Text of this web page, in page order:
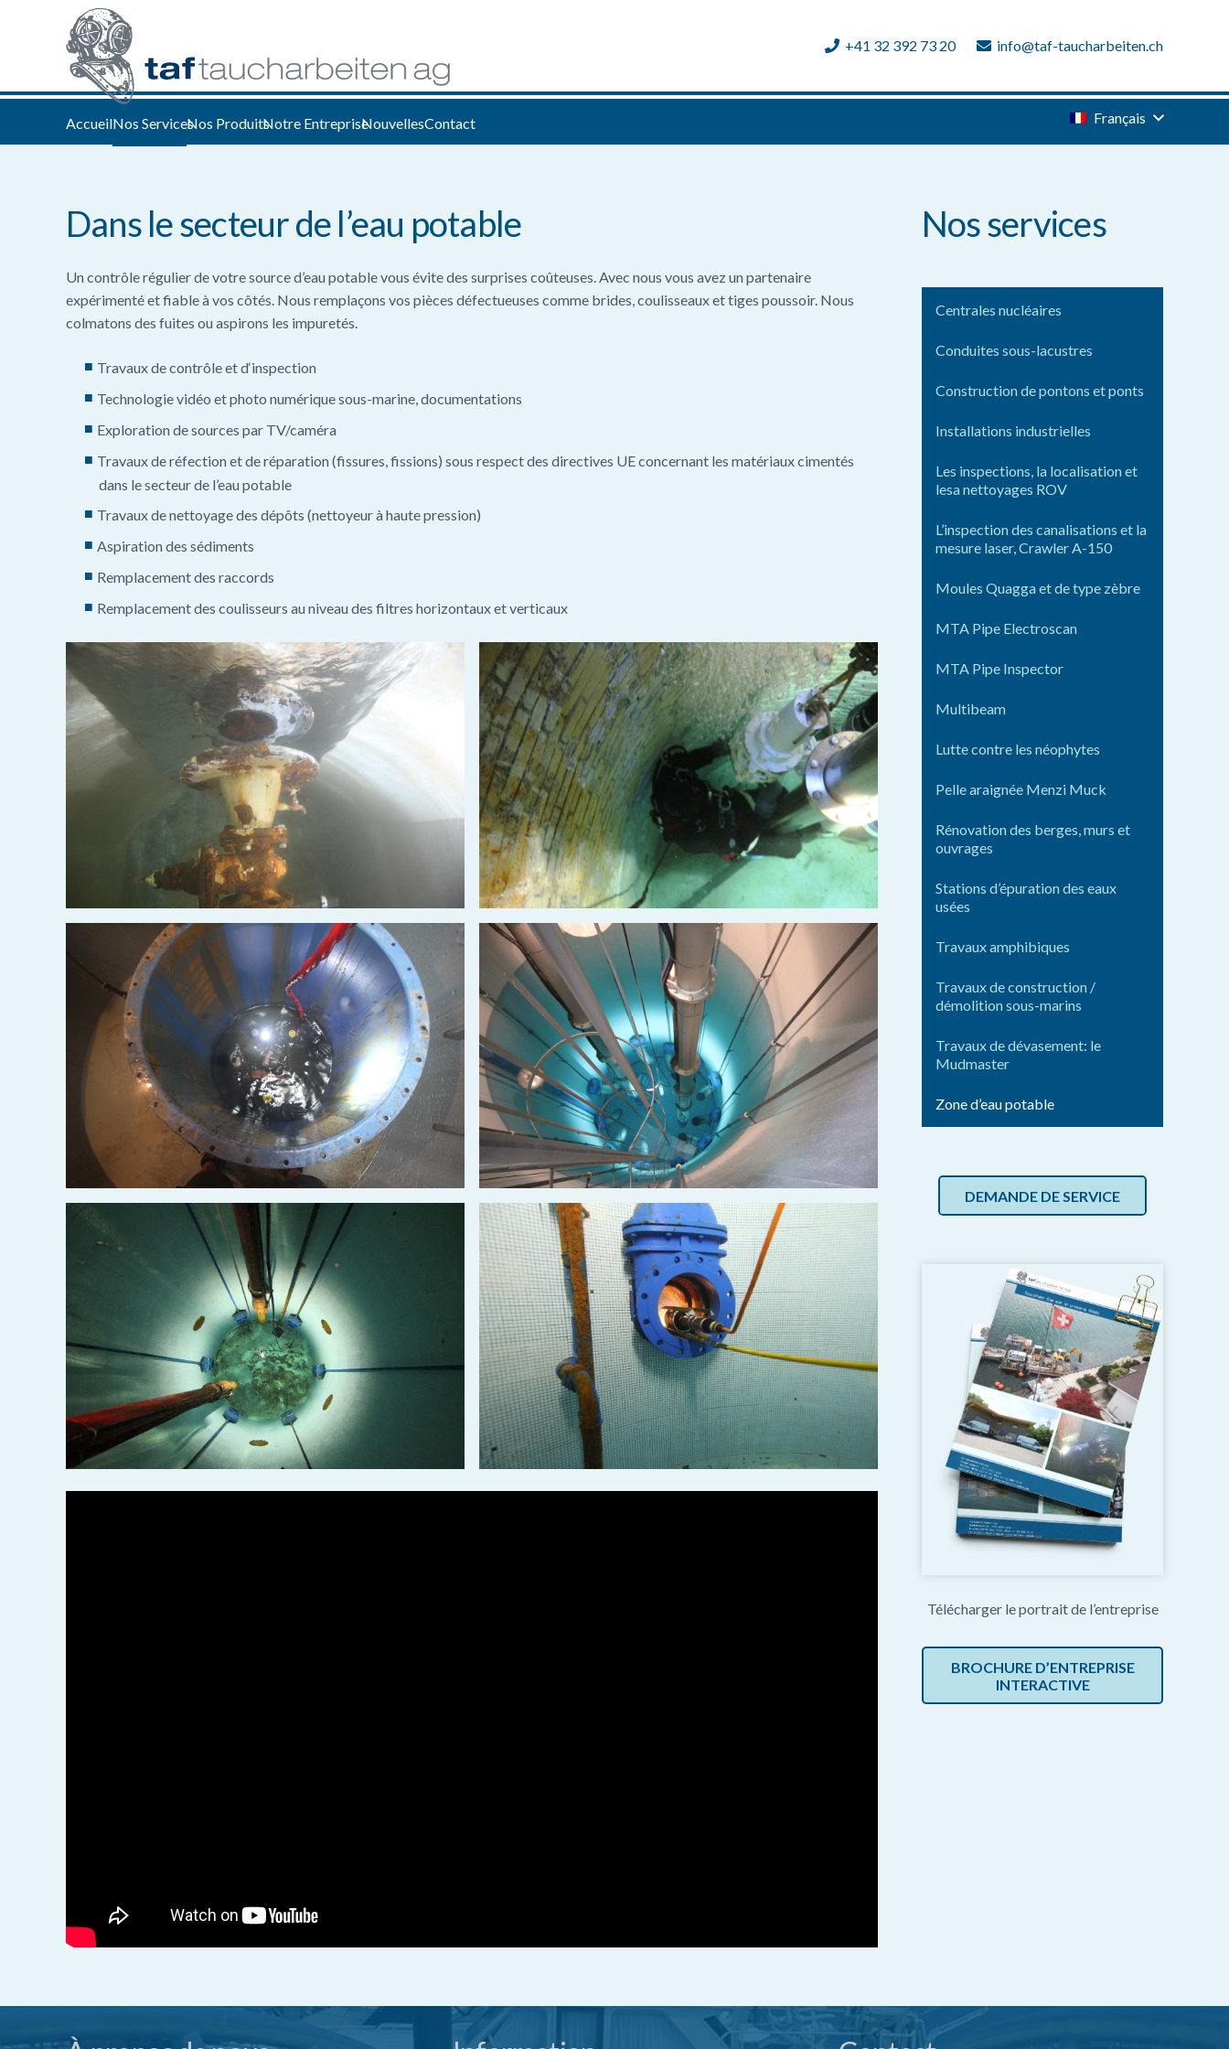
+41 32 392 73 20 info@taf-taucharbeiten.ch
AccueilNos ServicesNos ProduitsNotre EntrepriseNouvellesContact Français
Dans le secteur de l’eau potable
Un contrôle régulier de votre source d’eau potable vous évite des surprises coûteuses. Avec nous vous avez un partenaire
expérimenté et fiable à vos côtés. Nous remplaçons vos pièces défectueuses comme brides, coulisseaux et tiges poussoir. Nous
colmatons des fuites ou aspirons les impuretés.
Travaux de contrôle et d‘inspection
Technologie vidéo et photo numérique sous-marine, documentations
Exploration de sources par TV/caméra
Travaux de réfection et de réparation (fissures, fissions) sous respect des directives UE concernant les matériaux cimentés
dans le secteur de l’eau potable
Travaux de nettoyage des dépôts (nettoyeur à haute pression)
Aspiration des sédiments
Remplacement des raccords
Remplacement des coulisseurs au niveau des filtres horizontaux et verticaux
Nos services
Centrales nucléaires
Conduites sous-lacustres
Construction de pontons et ponts
Installations industrielles
Les inspections, la localisation et
lesa nettoyages ROV
L’inspection des canalisations et la
mesure laser, Crawler A-150
Moules Quagga et de type zèbre
MTA Pipe Electroscan
MTA Pipe Inspector
Multibeam
Lutte contre les néophytes
Pelle araignée Menzi Muck
Rénovation des berges, murs et
ouvrages
Stations d’épuration des eaux
usées
Travaux amphibiques
Travaux de construction /
démolition sous-marins
Travaux de dévasement: le
Mudmaster
Zone d’eau potable
DEMANDE DE SERVICE
Télécharger le portrait de l’entreprise
BROCHURE D’ENTREPRISE
INTERACTIVE